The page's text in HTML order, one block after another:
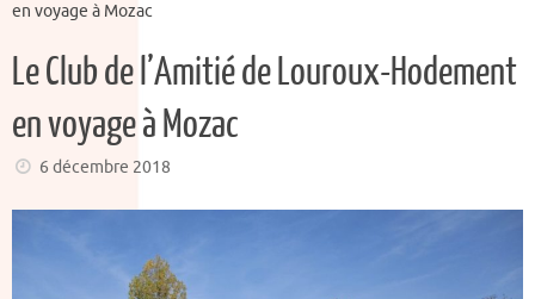
en voyage à Mozac
Le Club de l’Amitié de Louroux-Hodement
en voyage à Mozac
6 décembre 2018